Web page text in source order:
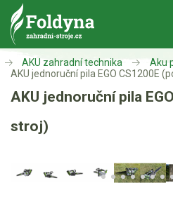
Zahradní traktory
Zahradní traktory
Zahradní ridery
AKU zahradní technika
Aku
AKU jednoruční pila EGO CS1200E
AKU jednoruční pila
stroj)